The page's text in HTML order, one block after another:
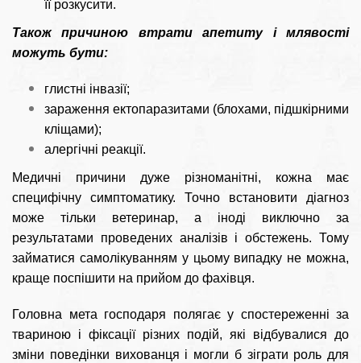
її розкусити.
Також причиною втрати апетиту і млявості
можуть бути:
глистні інвазії;
зараження ектопаразитами (блохами, підшкірними
кліщами);
алергічні реакції.
Медичні причини дуже різноманітні, кожна має
специфічну симптоматику. Точно встановити діагноз
може тільки ветеринар, а іноді виключно за
результатами проведених аналізів і обстежень. Тому
займатися самолікуванням у цьому випадку не можна,
краще поспішити на прийом до фахівця.
Головна мета господаря полягає у спостереженні за
твариною і фіксації різних подій, які відбувалися до
зміни поведінки вихованця і могли б зіграти роль для